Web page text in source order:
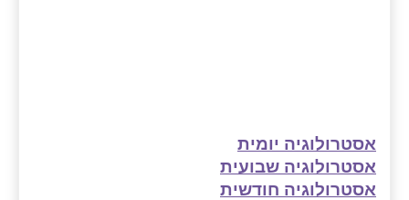
אסטרולוגיה יומית
אסטרולוגיה שבועית
אסטרולוגיה חודשית